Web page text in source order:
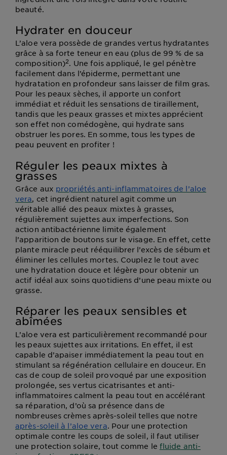
beauté.
Hydrater en douceur
L’aloe vera possède de grandes vertus hydratantes
grâce à sa forte teneur en eau (plus de 99 % de sa
composition)2. Une fois appliqué, le gel pénètre
facilement dans l’épiderme, permettant une
hydratation en profondeur sans laisser de film gras.
Pour les peaux sèches, il apporte un confort
immédiat et réduit les sensations de tiraillement,
tandis que les peaux grasses et mixtes apprécient
son effet non comédogène, qui hydrate sans
obstruer les pores. En somme, tous les types de
peau peuvent en profiter !
Réguler les peaux mixtes à
grasses
Grâce aux propriétés anti-inflammatoires de l’aloe
vera, cet ingrédient naturel agit comme un
véritable allié des peaux mixtes à grasses,
régulièrement sujettes aux imperfections. Son
action antibactérienne limite également
l’apparition de boutons sur le visage. En effet, cette
plante miracle peut rééquilibrer l’excès de sébum et
éliminer les cellules mortes. Couplez le tout avec
une hydratation douce et légère pour obtenir un
actif idéal aux soins quotidiens d’une peau mixte ou
grasse.
Réparer les peaux sensibles et
abîmées
L’aloe vera est particulièrement recommandé pour
les peaux sujettes aux irritations. En effet, il est
capable d’apaiser immédiatement la peau tout en
stimulant sa régénération cellulaire en douceur. En
cas de coup de soleil provoqué par une exposition
prolongée, ses vertus cicatrisantes et anti-
inflammatoires calment la peau tout en accélérant
sa réparation, d’où sa présence dans de
nombreuses crèmes après-soleil telles que notre
après-soleil à l’aloe vera. Pour une protection
optimale contre les coups de soleil, il faut utiliser
une protection solaire, tout comme le fluide anti-